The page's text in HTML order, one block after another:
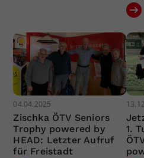
04.04.2025
Zischka ÖTV Seniors
Trophy powered by
HEAD: Letzter Aufruf
für Freistadt
1.